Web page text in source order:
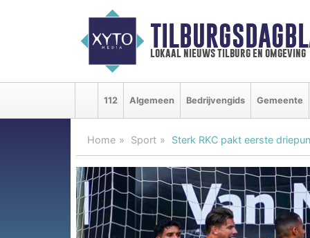
lokaal nieuws tilburg en omgeving
112 Algemeen Bedrijvengids Gemeente
Home Sport Sterk RKC pakt eerste